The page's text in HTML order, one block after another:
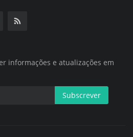
informações e atualizações em
Subscrever